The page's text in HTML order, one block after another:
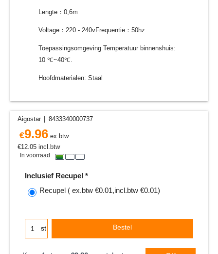
Lengte：0,6m
Voltage：220 - 240vFrequentie：50hz
Toepassingsomgeving Temperatuur binnenshuis:
10 ℃~40℃.
Hoofdmaterialen: Staal
Aigostar 8433340000737
€9.96 ex.btw
€12.05 incl.btw
In voorraad
Inclusief Recupel *
Recupel ( ex.btw €0.01,incl.btw €0.01)
st Bestel